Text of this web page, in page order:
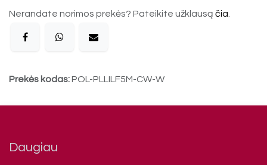
Nerandate norimos prekės? Pateikite užklausą čia
Prekės kodas:POL-PLLILF5M-CW-W
Daugiau